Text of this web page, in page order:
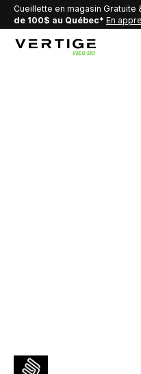
Cueillette en magasin Gratuite
de 100$ au Québec* En